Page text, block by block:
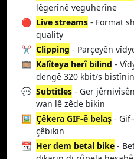
lêgerînê veguherîne
🔴 Live streams - Format
quality
✂️ Clipping - Parçeyên
🎞️ Kalîteya herî bilind -
dengê 320 kbit/s bistînin
💬 Subtitles - Ger
wan lê zêde bikin
🖼️ Çêkera GIF-ê belaş -
çêbikin
📆 Her dem betal bike -